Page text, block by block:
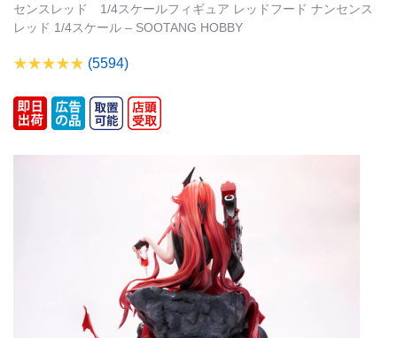
センスレッド 1/4スケールフィギュア レッドフード ナンセンス
レッド 1/4スケール – SOOTANG HOBBY
(5594)